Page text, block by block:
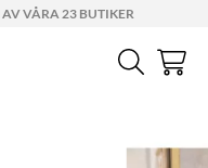
AV VÅRA 23 BUTIKER